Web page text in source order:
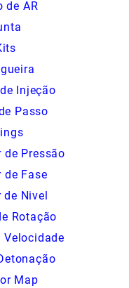
de AR
Injeção
Passo
de Pressão
de Fase
Nivel
Rotação
Velocidade
Map